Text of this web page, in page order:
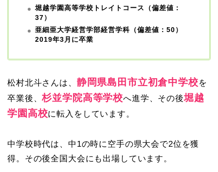
堀越学園高等学校トレイトコース（偏差値：
37）
亜細亜大学経営学部経営学科（偏差値：50）
2019年3月に卒業
松村北斗さんは、 静岡県島田市立初倉中学校を
卒業後、杉並学院高等学校へ進学、その後堀越
学園高校に転入をしています。
中学校時代は、中1の時に空手の県大会で2位を獲
得。その後全国大会にも出場しています。